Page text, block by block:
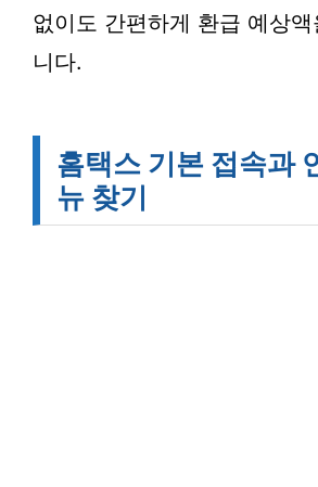
없이도 간편하게 환급 예상
니다.
홈택스 기본 접속과
뉴 찾기